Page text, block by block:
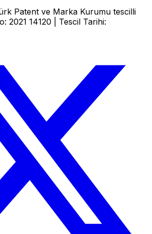
Patent ve Marka Kurumu tescilli
2021 14120 | Tescil Tarihi: